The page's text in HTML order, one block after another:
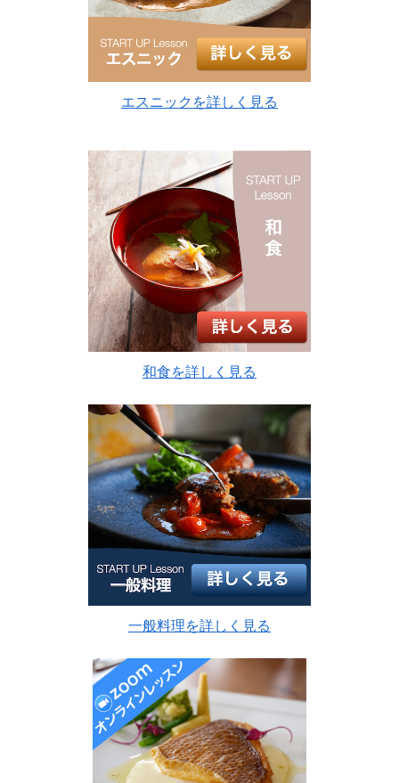
エスニックを詳しく見る
和食を詳しく見る
一般料理を詳しく見る